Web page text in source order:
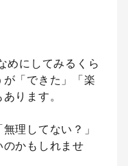
めにしてみるくら
「できた」「楽
ります。
理してない？」
かもしれませ